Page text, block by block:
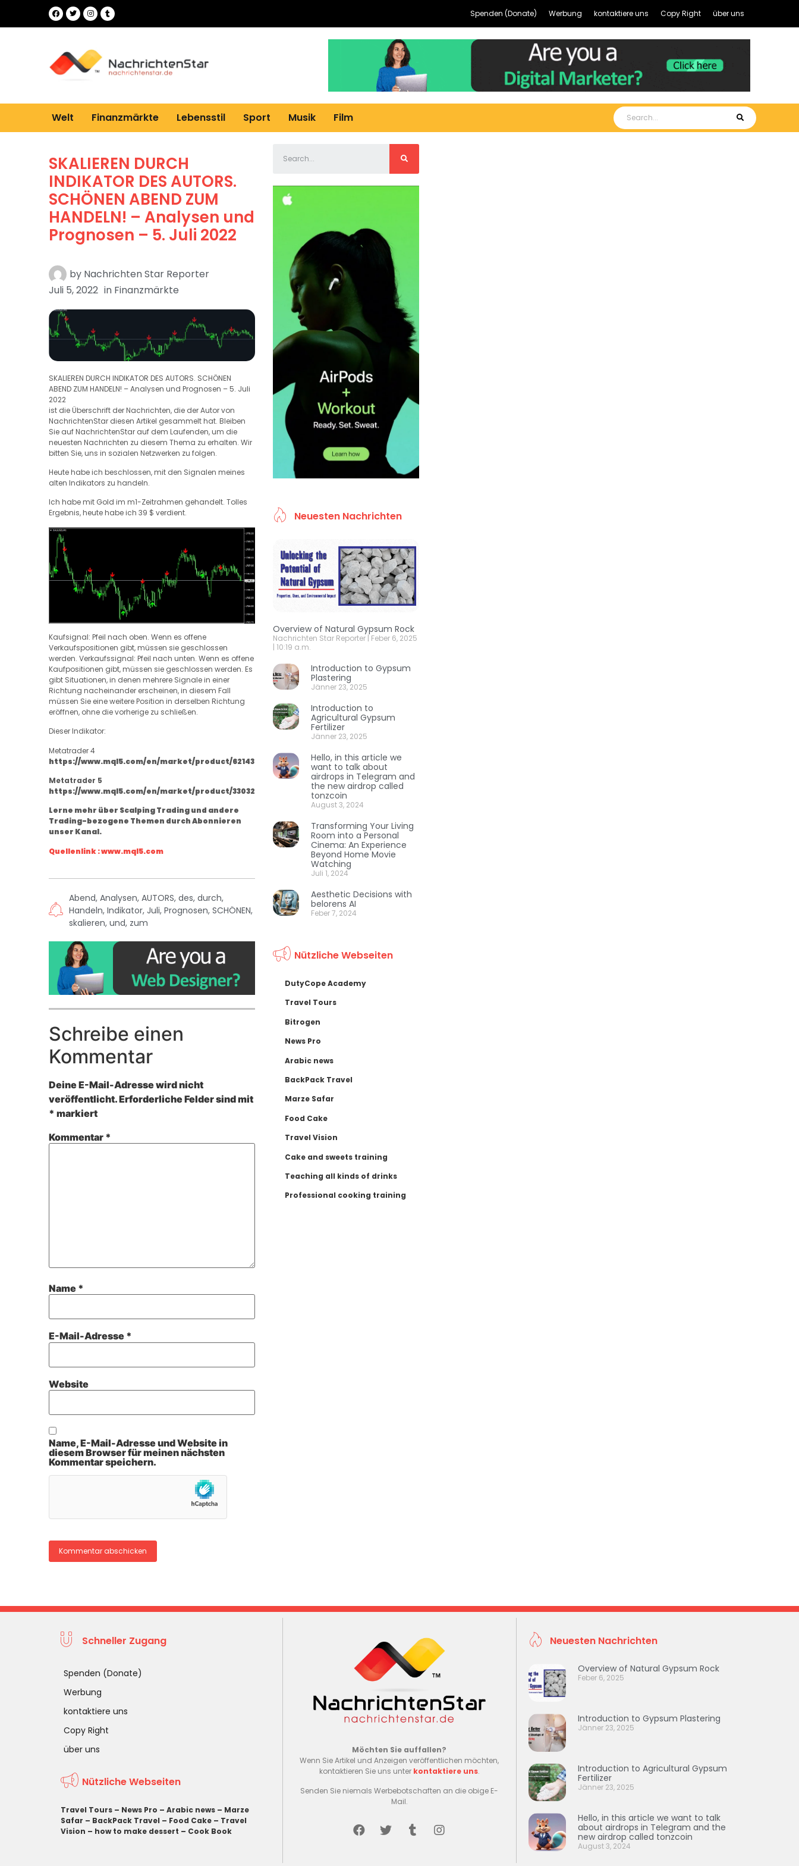
Spenden (Donate) Werbung kontaktiere uns Copy Right über uns
Welt Finanzmärkte Lebensstil Sport Musik Film
SKALIEREN DURCH
INDIKATOR DES AUTORS.
SCHÖNEN ABEND ZUM
HANDELN! – Analysen und
Prognosen – 5. Juli 2022
by Nachrichten Star Reporter
Juli 5, 2022 in Finanzmärkte
SKALIEREN DURCH INDIKATOR DES AUTORS. SCHÖNEN
ABEND ZUM HANDELN! – Analysen und Prognosen – 5. Juli
2022
ist die Überschrift der Nachrichten, die der Autor von
NachrichtenStar diesen Artikel gesammelt hat. Bleiben
Sie auf NachrichtenStar auf dem Laufenden, um die
neuesten Nachrichten zu diesem Thema zu erhalten. Wir
bitten Sie, uns in sozialen Netzwerken zu folgen.
Heute habe ich beschlossen, mit den Signalen meines
alten Indikators zu handeln.
Ich habe mit Gold im m1-Zeitrahmen gehandelt. Tolles
Ergebnis, heute habe ich 39 $ verdient.
Kaufsignal: Pfeil nach oben. Wenn es offene
Verkaufspositionen gibt, müssen sie geschlossen
werden. Verkaufssignal: Pfeil nach unten. Wenn es offene
Kaufpositionen gibt, müssen sie geschlossen werden. Es
gibt Situationen, in denen mehrere Signale in einer
Richtung nacheinander erscheinen, in diesem Fall
müssen Sie eine weitere Position in derselben Richtung
eröffnen, ohne die vorherige zu schließen.
Dieser Indikator:
Metatrader 4
https://www.mql5.com/en/market/product/62143
Metatrader 5
https://www.mql5.com/en/market/product/33032
Lerne mehr über Scalping Trading und andere
Trading-bezogene Themen durch Abonnieren
unser Kanal.
Quellenlink : www.mql5.com
Abend, Analysen, AUTORS, des, durch,
Handeln, Indikator, Juli, Prognosen, SCHÖNEN,
skalieren, und, zum
Schreibe einen
Kommentar
Deine E-Mail-Adresse wird nicht
veröffentlicht.Erforderliche Felder sind mit
* markiert
Kommentar *
Name *
E-Mail-Adresse *
Website
Name, E-Mail-Adresse und Website in
diesem Browser für meinen nächsten
Kommentar speichern.
Neuesten Nachrichten
Overview of Natural Gypsum Rock
Nachrichten Star Reporter Feber 6, 2025
10:19 a.m.
Introduction to Gypsum
Plastering
Jänner 23, 2025
Introduction to
Agricultural Gypsum
Fertilizer
Jänner 23, 2025
Hello, in this article we
want to talk about
airdrops in Telegram and
the new airdrop called
tonzcoin
August 3, 2024
Transforming Your Living
Room into a Personal
Cinema: An Experience
Beyond Home Movie
Watching
Juli 1, 2024
Aesthetic Decisions with
belorens AI
Feber 7, 2024
Nützliche Webseiten
DutyCope Academy
Travel Tours
Bitrogen
News Pro
Arabic news
BackPack Travel
Marze Safar
Food Cake
Travel Vision
Cake and sweets training
Teaching all kinds of drinks
Professional cooking training
Schneller Zugang
Spenden (Donate)
Werbung
kontaktiere uns
Copy Right
über uns
Nützliche Webseiten
Travel Tours – News Pro – Arabic news – Marze
Safar – BackPack Travel – Food Cake – Travel
Vision – how to make dessert – Cook Book
Möchten Sie auffallen?
Wenn Sie Artikel und Anzeigen veröffentlichen möchten,
kontaktieren Sie uns unter kontaktiere uns.
Senden Sie niemals Werbebotschaften an die obige E-
Mail.
Neuesten Nachrichten
Overview of Natural Gypsum Rock
Feber 6, 2025
Introduction to Gypsum Plastering
Jänner 23, 2025
Introduction to Agricultural Gypsum
Fertilizer
Jänner 23, 2025
Hello, in this article we want to talk
about airdrops in Telegram and the
new airdrop called tonzcoin
August 3, 2024